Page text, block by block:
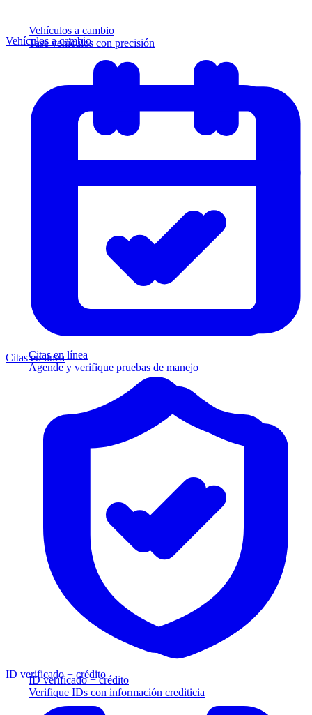
Vehículos a cambio
Tase vehículos con precisión
Citas en línea
Agende y verifique pruebas de manejo
ID verificado + crédito
Verifique IDs con información crediticia
Vehículos a cambio
Citas en línea
ID verificado + crédito